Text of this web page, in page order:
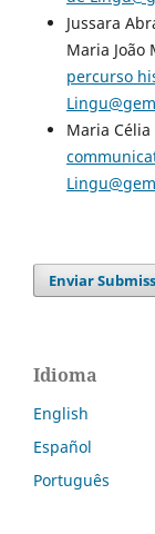
Jussara
Maria João
percurso
Maria
Enviar
Idioma
English
Español
Português